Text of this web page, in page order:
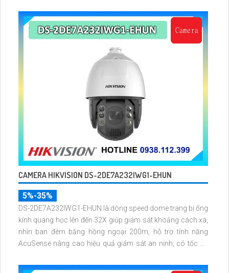
CAMERA HIKVISION DS-2DE7A232IWG1-EHUN
5%-35%
DS-2DE7A232IWG1-EHUN là dòng speed dome trang bị ống
kính quang học lên đến 32X giúp giám sát khoảng cách xa,
nhìn ban đêm bằng hồng ngoại 200m, hỗ trợ tính năng
AcuSense nâng cao hiệu quả giám sát an ninh, có tốc độ